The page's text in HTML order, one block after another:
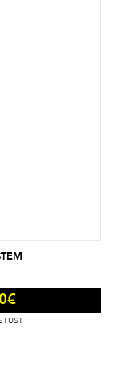
€